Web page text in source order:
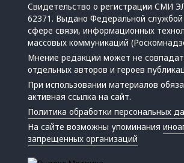
Свидетельство о регистрации СМИ
62371. Выдано Федеральной
сфере связи, информационных
массовых коммуникаций
Мнение редакции может не
отдельных авторов и героев
При использовании материалов
активная ссылка на сайт.
Политика обработки персональных
На сайте возможны упоминания
запрещенных организаций